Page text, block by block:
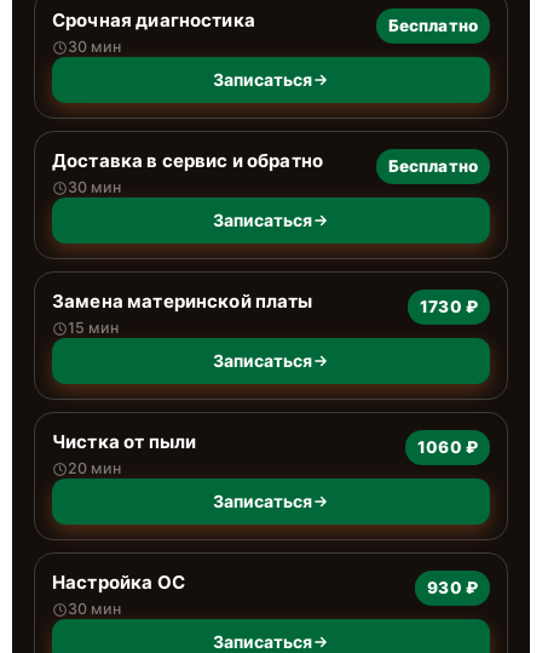
Срочная диагностика
30 мин
Бесплатно
Записаться
Доставка в сервис и обратно
30 мин
Бесплатно
Записаться
Замена материнской платы
15 мин
1730 ₽
Записаться
Чистка от пыли
20 мин
1060 ₽
Записаться
Настройка ОС
30 мин
930 ₽
Записаться